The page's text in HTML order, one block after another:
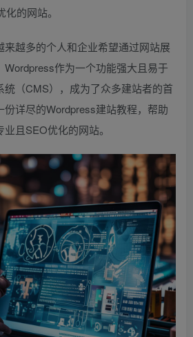
的网站。
来越多的个人和企业希望通过网站展
Wordpress作为一个功能强大且易于
（CMS），成为了众多建站者的首
份详尽的Wordpress建站教程，帮助
且SEO优化的网站。